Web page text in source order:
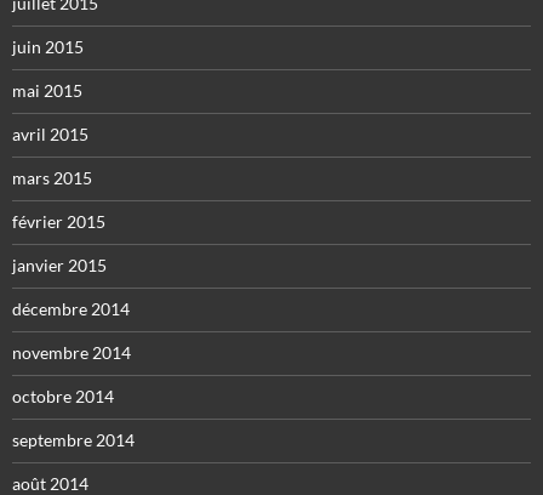
juin 2015
mai 2015
avril 2015
mars 2015
février 2015
janvier 2015
décembre 2014
novembre 2014
octobre 2014
septembre 2014
août 2014